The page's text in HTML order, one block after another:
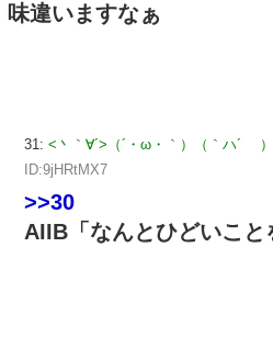
味違いますなぁ
31: <丶｀∀´>（´・ω・｀）（｀ハ´
ID:9jHRtMX7
>>30
AIIB「なんとひどいこと